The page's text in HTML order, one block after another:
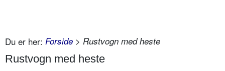
Du er her: Forside > Rustvogn med heste
Rustvogn med heste